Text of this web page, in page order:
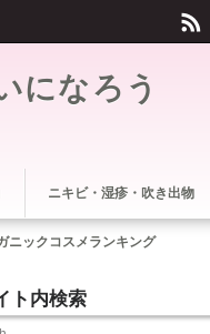
になろう
ト内検索
ニキビ・湿疹・吹き出物
ニックコスメランキング